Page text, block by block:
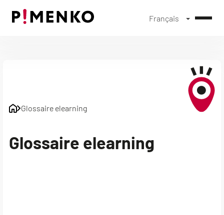
Français
Glossaire elearning
Glossaire elearning